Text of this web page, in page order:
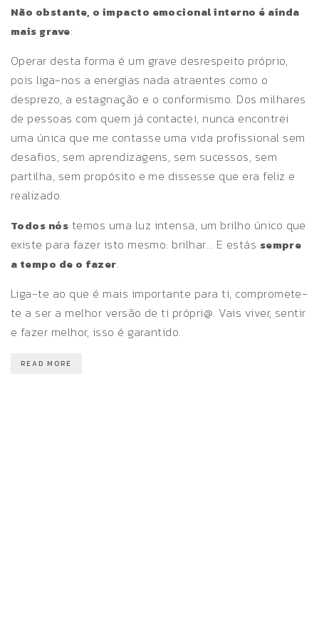
Não obstante, o impacto emocional interno é ainda
mais grave:
Operar desta forma é um grave desrespeito próprio,
pois liga-nos a energias nada atraentes como o
desprezo, a estagnação e o conformismo. Dos milhares
de pessoas com quem já contactei, nunca encontrei
uma única que me contasse uma vida profissional sem
desafios, sem aprendizagens, sem sucessos, sem
partilha, sem propósito e me dissesse que era feliz e
realizado.
Todos nós temos uma luz intensa, um brilho único que
existe para fazer isto mesmo: brilhar… E estás sempre
a tempo de o fazer.
Liga-te ao que é mais importante para ti, compromete-
te a ser a melhor versão de ti própri@. Vais viver, sentir
e fazer melhor, isso é garantido.
READ MORE